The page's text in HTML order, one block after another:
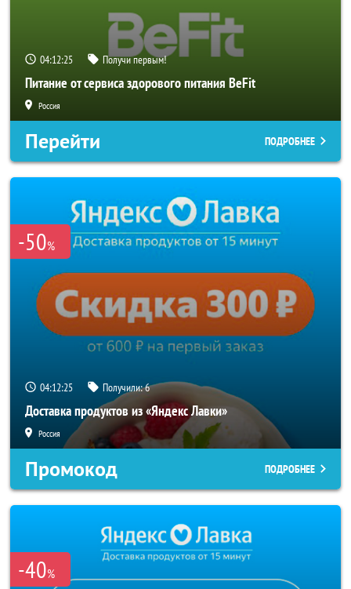
04:12:24 Получи первым!
Питание от сервиса здорового питания BeFit
Россия
Перейти ПОДРОБНЕЕ
-50%
04:12:24 Получили:6
Доставка продуктов из «Яндекс Лавки»
Россия
Промокод ПОДРОБНЕЕ
-40%